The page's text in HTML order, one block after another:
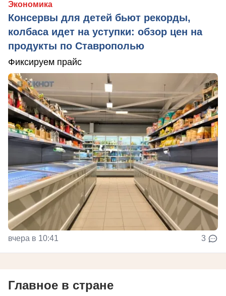
Экономика
Консервы для детей бьют рекорды,
колбаса идет на уступки: обзор цен на
продукты по Ставрополью
Фиксируем прайс
вчера в 10:41 3
Главное в стране